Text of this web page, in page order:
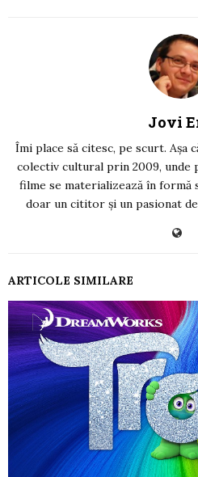
Jovi
Îmi place să citesc, pe scurt. Așa
colectiv cultural prin 2009, unde
filme se materializează în formă
doar un cititor și un pasionat
ARTICOLE SIMILARE